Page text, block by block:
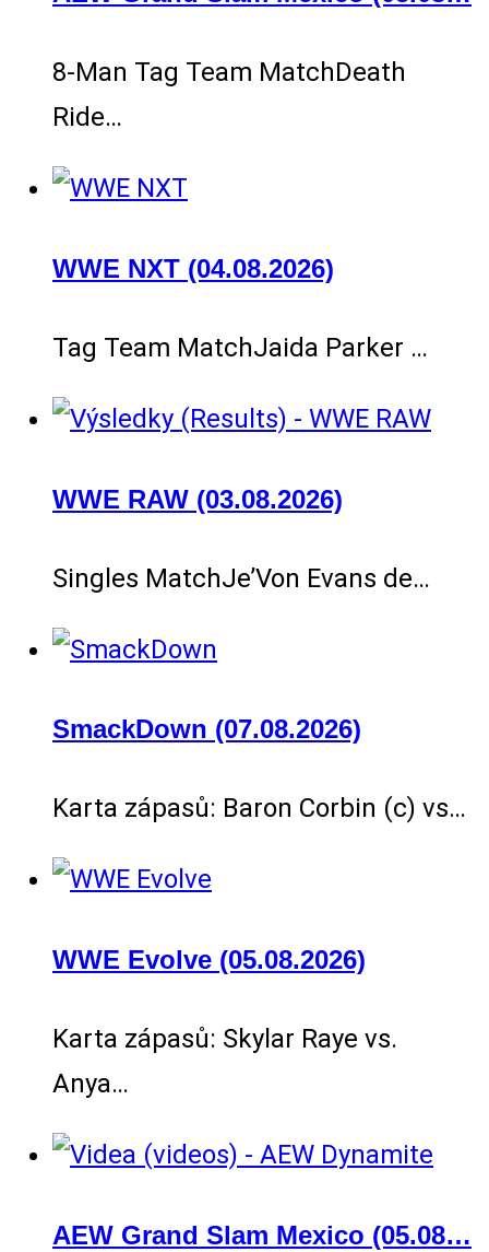
8-Man Tag Team MatchDeath
Ride…
WWE NXT (04.08.2026)
Tag Team MatchJaida Parker …
WWE RAW (03.08.2026)
Singles MatchJe’Von Evans de…
SmackDown (07.08.2026)
Karta zápasů: Baron Corbin (c) vs…
WWE Evolve (05.08.2026)
Karta zápasů: Skylar Raye vs.
Anya…
AEW Grand Slam Mexico (05.08…